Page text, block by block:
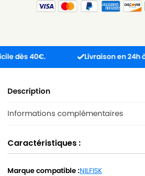
40€. Livraison en 24h à 72h.
Description
Informations complémentaires
Caractéristiques :
Marque compatible :NILFISK